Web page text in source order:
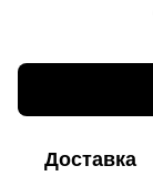
Доставка